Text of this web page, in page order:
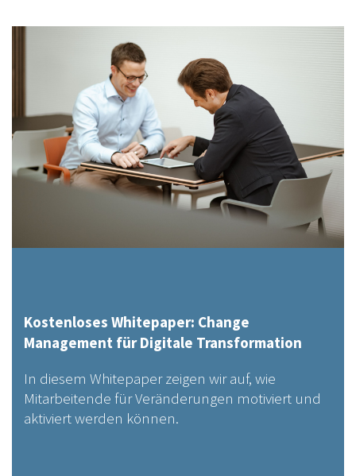
Kostenloses Whitepaper: Change
Management für Digitale Transformation
In diesem Whitepaper zeigen wir auf, wie
Mitarbeitende für Veränderungen motiviert und
aktiviert werden können.